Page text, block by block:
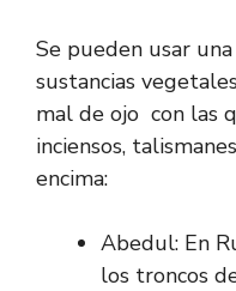
Se pueden usar
sustancias
mal de ojo con las
inciensos,
encima:
Abedul: En
los troncos